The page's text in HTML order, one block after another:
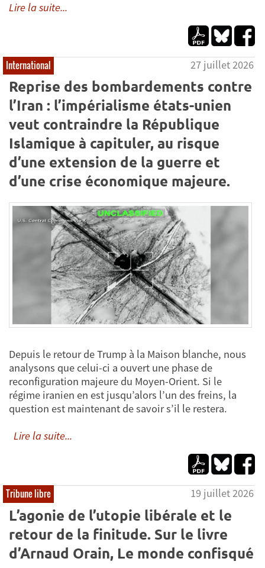
Lire la suite...
International 27 juillet 2026
Reprise des bombardements contre
l’Iran : l’impérialisme états-unien
veut contraindre la République
Islamique à capituler, au risque
d’une extension de la guerre et
d’une crise économique majeure.
Depuis le retour de Trump à la Maison blanche, nous
analysons que celui-ci a ouvert une phase de
reconfiguration majeure du Moyen-Orient. Si le
régime iranien en est jusqu’alors l’un des freins, la
question est maintenant de savoir s’il le restera.
Lire la suite...
Tribune libre 19 juillet 2026
L’agonie de l’utopie libérale et le
retour de la finitude. Sur le livre
d’Arnaud Orain, Le monde confisqué